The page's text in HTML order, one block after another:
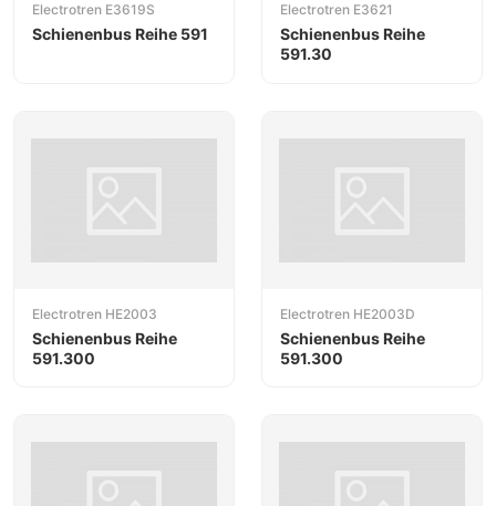
Electrotren E3619S
Schienenbus Reihe 591
Electrotren E3621
Schienenbus Reihe
591.30
Electrotren HE2003
Schienenbus Reihe
591.300
Electrotren HE2003D
Schienenbus Reihe
591.300